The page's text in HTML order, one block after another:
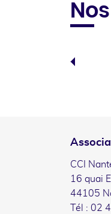
CCI
16 quai
44105
Tél : 02